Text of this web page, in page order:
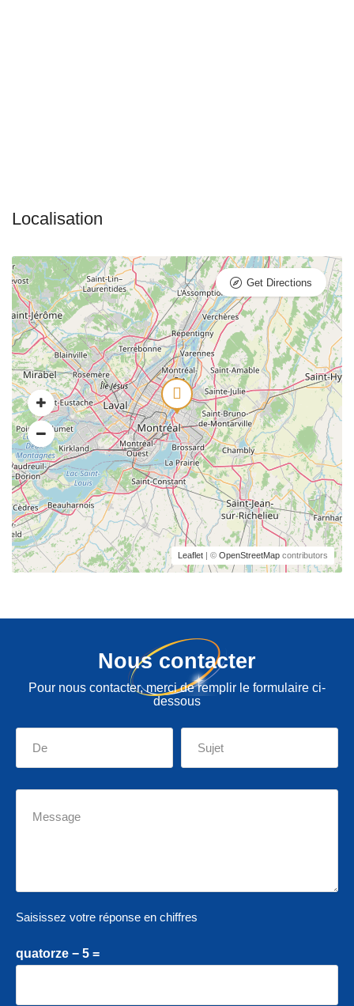
Leaflet | © OpenStreetMap contributors
Get Directions
Nous contacter
Pour nous contacter, merci de remplir le formulaire ci-
dessous
Saisissez votre réponse en chiffres
quatorze − 5 =